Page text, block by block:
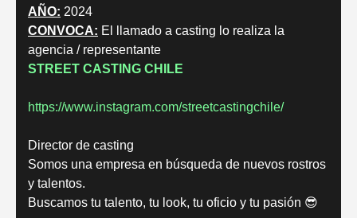
AÑO: 2024
CONVOCA: El llamado a casting lo realiza la
agencia / representante
STREET CASTING CHILE
https://www.instagram.com/streetcastingchile/
Director de casting
Somos una empresa en búsqueda de nuevos rostros
y talentos.
Buscamos tu talento, tu look, tu oficio y tu pasión 😎